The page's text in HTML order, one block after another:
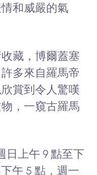
和威嚴的氣
藏，博爾蓋塞
多來自羅馬帝
賞到令人驚嘆
，一窺古羅馬
日上午 9 點至下
午 5 點，週一